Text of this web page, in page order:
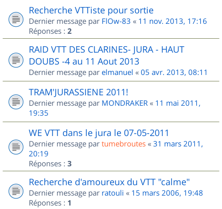
Recherche VTTiste pour sortie
Dernier message par FlOw-83 « 11 nov. 2013, 17:16
Réponses : 2
RAID VTT DES CLARINES- JURA - HAUT
DOUBS -4 au 11 Aout 2013
Dernier message par elmanuel « 05 avr. 2013, 08:11
TRAM'JURASSIENE 2011!
Dernier message par MONDRAKER « 11 mai 2011,
19:35
WE VTT dans le jura le 07-05-2011
Dernier message par tumebroutes « 31 mars 2011,
20:19
Réponses : 3
Recherche d'amoureux du VTT "calme"
Dernier message par ratouli « 15 mars 2006, 19:48
Réponses : 1